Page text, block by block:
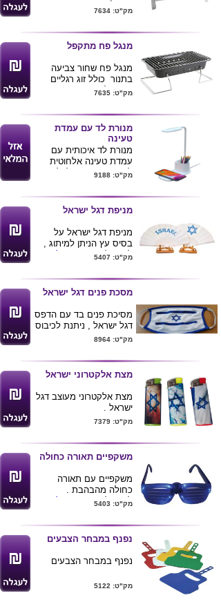
, גובה : 7 ס"מ
מק"ט: 7634
מנגל פח מתקפל
מנגל פח שחור צביעה
בתנור כולל זוג רגליים
מתקפלות .
גובה מהריצפה : 11 ס"מ
מק"ט: 7635
מנורת לד עם עמדת
טעינה
מנורת לד איכותית עם
עמדת טעינה אלחוטית
מק"ט: 9188
מניפת דגל ישראל
מניפת דגל ישראל על
בסיס עץ הניתן למיתוג ,
לחץ/' לעוד מוצרים
מק"ט: 5407
מסכת פנים דגל ישראל
מסיכת פנים בד עם הדפס
דגל ישראל , ניתנת לכיבוס
ושימוש רב פעמי .
יחידות
עם ישראל חי !
מק"ט: 8964
מצת אלקטרוני ישראל
מצת אלקטרוני מעוצב דגל
ישראל .
תמונה .
מק"ט: 7379
משקפיים תאורה כחולה
משקפיים עם תאורה
כחולה מהבהבת .
לחץ/' לעוד מוצרים
מק"ט: 5403
נפנף במבחר הצבעים
נפנף במבחר הצבעים
מק"ט: 5122